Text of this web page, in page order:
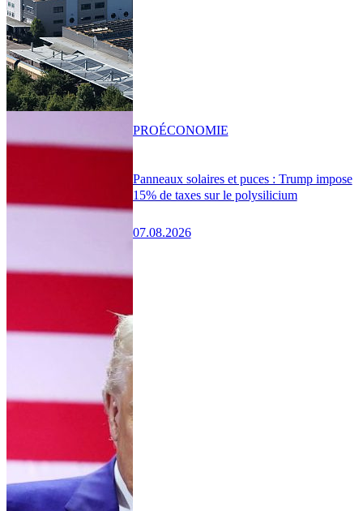
Panneaux solaires et puces : Trump impose
15% de taxes sur le polysilicium
07.08.2026
PROÉCONOMIE